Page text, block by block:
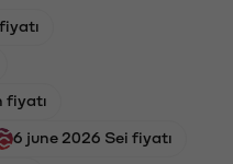
fiyatı
6 june 2026 Sei fiyatı